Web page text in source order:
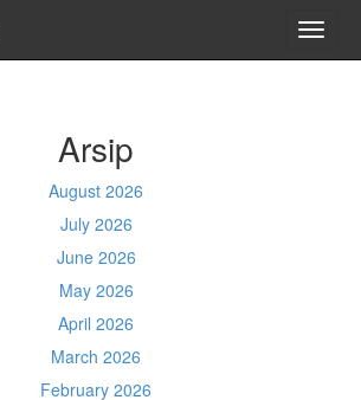
Arsip
August 2026
July 2026
June 2026
May 2026
April 2026
March 2026
February 2026